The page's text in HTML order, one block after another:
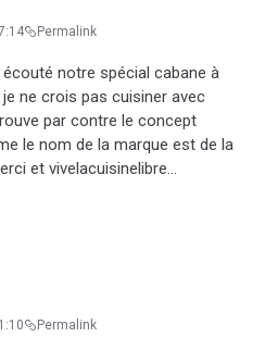
Permalink
écouté notre spécial cabane à
je ne crois pas cuisiner avec
par contre le concept
le nom de la marque est de la
et vivelacuisinelibre…
Permalink